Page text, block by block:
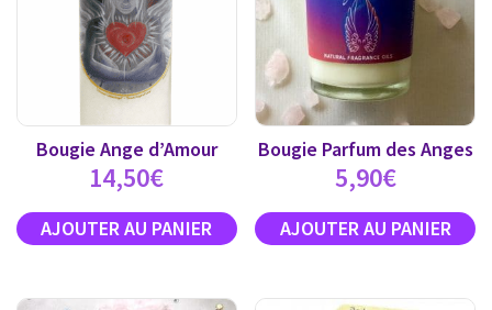
Bougie Ange d’Amour
14,50€
Bougie Parfum des Anges
5,90€